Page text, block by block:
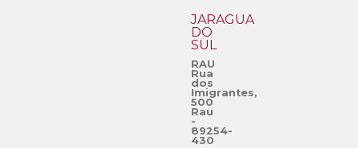
JARAGUÁ
DO
SUL
RAU
Rua
dos
Imigrantes,
500
Rau
-
89254-
430